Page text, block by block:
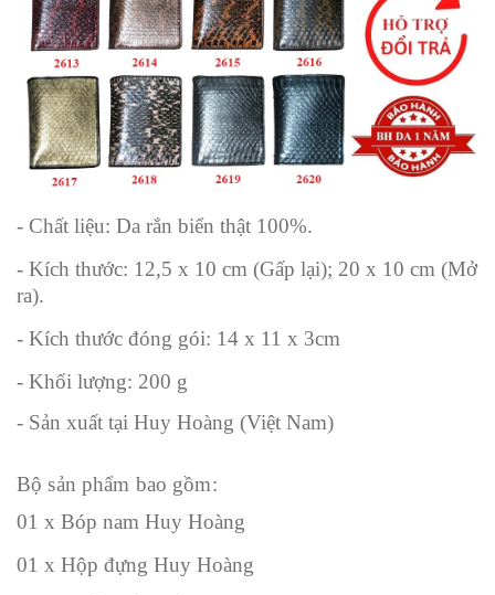
- Chất liệu: Da rắn biển thật 100%.
- Kích thước: 12,5 x 10 cm (Gấp lại); 20 x 10 cm (Mở
ra).
- Kích thước đóng gói: 14 x 11 x 3cm
- Khối lượng: 200 g
- Sản xuất tại Huy Hoàng (Việt Nam)
Bộ sản phẩm bao gồm:
01 x Bóp nam Huy Hoàng
01 x Hộp đựng Huy Hoàng